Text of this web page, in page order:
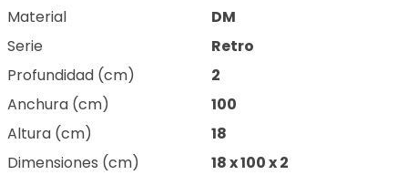
Material
DM
Serie
Retro
Profundidad (cm)
2
Anchura (cm)
100
Altura (cm)
18
Dimensiones (cm)
18 x 100 x 2